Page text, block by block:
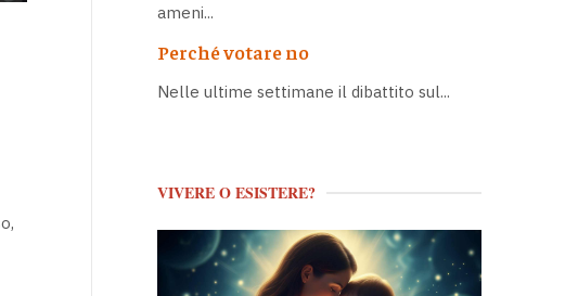
ameni...
Perché votare no
Nelle ultime settimane il dibattito sul...
VIVERE O ESISTERE?